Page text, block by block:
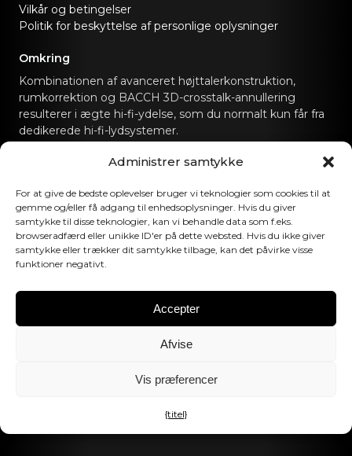
Administrer samtykke
For at give de bedste oplevelser bruger vi teknologier som cookies til at
gemme og/eller få adgang til enhedsoplysninger. Hvis du giver
samtykke til disse teknologier, kan vi behandle data som f.eks.
browseradfærd eller unikke ID'er på dette websted. Hvis du ikke giver
samtykke eller trækker dit samtykke tilbage, kan det påvirke visse
funktioner negativt.
Accepter
Afvise
Vis præferencer
{titel}
Vilkår og betingelser
Politik for beskyttelse af personlige oplysninger
Omkring
Kombinationen af avanceret højttalerkonstruktion,
rumkorrektion og BACCH 3D-crosstalk-annullering
resulterer i ægte hi-fi-ydelse, som du normalt kun får fra
dedikerede hi-fi-lydsystemer.
Kontakt os
hello@canvashifi.com Ring til +45 29 75 00 45
CANVAS HiFi ApS
Flade Engvej 4
Momsnummer:DK43519425
Følg os